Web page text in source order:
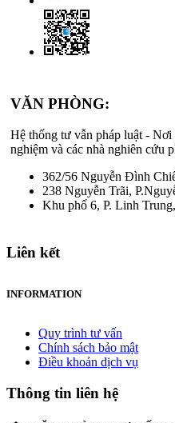
VĂN PHÒNG:
Hệ thống tư vẫn pháp luật -
nghiệm và các nhà nghiên cứu
362/56 Nguyễn Đình
238 Nguyễn Trãi,
Khu phố 6, P. Linh
Liên kết
INFORMATION
Quy trình tư vấn
Chính sách bảo mật
Điều khoản dịch vụ
Thông tin liên hệ